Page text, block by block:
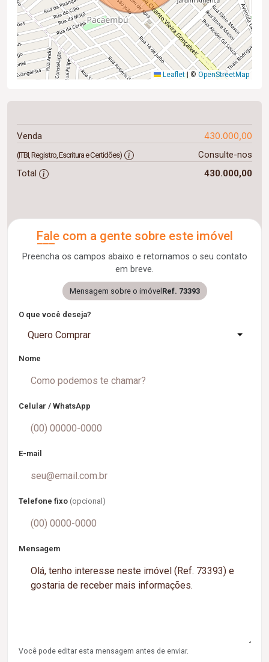
Leaflet © OpenStreetMap
Venda 430.000,00
(ITBI, Registro, Escritura e Certidões)
Consulte-nos
Total
430.000,00
Fale com a gente sobre este imóvel
Preencha os campos abaixo e retornamos o seu contato
em breve.
Mensagem sobre o imóvel Ref. 73393
O que você deseja?
Quero Comprar
Nome
Celular / WhatsApp
E-mail
Telefone fixo (opcional)
Mensagem
Você pode editar esta mensagem antes de enviar.